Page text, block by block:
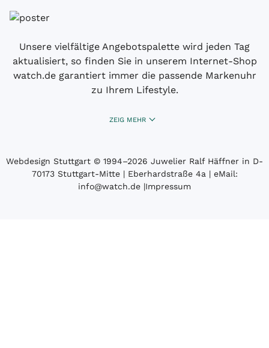
Unsere vielfältige Angebotspalette wird jeden Tag
aktualisiert, so finden Sie in unserem Internet-Shop
watch.de garantiert immer die passende Markenuhr
zu Ihrem Lifestyle.
ZEIG MEHR
Webdesign Stuttgart © 1994­–2026 Juwelier Ralf Häffner in D-
70173 Stuttgart-Mitte | Eberhardstraße 4a | eMail:
info@watch.de |Impressum